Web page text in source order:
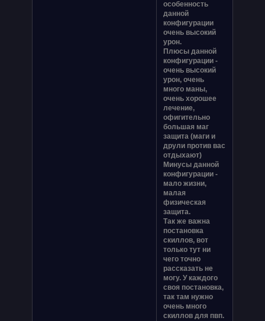
особенность
данной
конфигурации
очень высокий
урон.
Плюсы данной
конфигурации -
очень высокий
урон, очень
много маны,
очень хорошее
лечение,
офигительно
большая маг
защита (маги и
друли против вас
отдыхают)
Минусы данной
конфигурации -
мало жизни,
малая
физическая
защита.
Так же важна
постановка
скиллов, вот
только тут ни
чего точно
рассказать не
могу. У каждого
своя постановка,
так там нужно
очень много
скиллов для пвп.